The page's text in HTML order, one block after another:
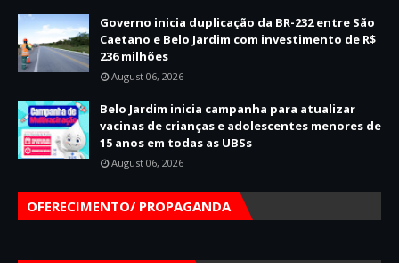
Governo inicia duplicação da BR-232 entre São
Caetano e Belo Jardim com investimento de R$
236 milhões
August 06, 2026
Belo Jardim inicia campanha para atualizar
vacinas de crianças e adolescentes menores de
15 anos em todas as UBSs
August 06, 2026
OFERECIMENTO/ PROPAGANDA